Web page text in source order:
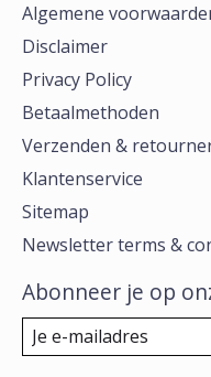
Algemene
Disclaimer
Privacy Policy
Betaalmethoden
Verzenden &
Klantenservice
Sitemap
Newsletter terms &
Abonneer je op